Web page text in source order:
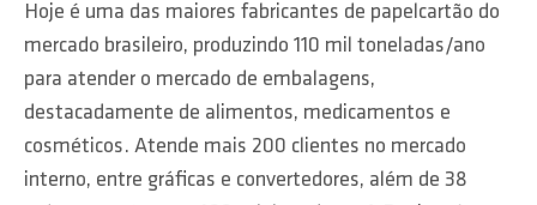
Hoje é uma das maiores fabricantes de papelcartão do
mercado brasileiro, produzindo 110 mil toneladas/ano
para atender o mercado de embalagens,
destacadamente de alimentos, medicamentos e
cosméticos. Atende mais 200 clientes no mercado
interno, entre gráficas e convertedores, além de 38